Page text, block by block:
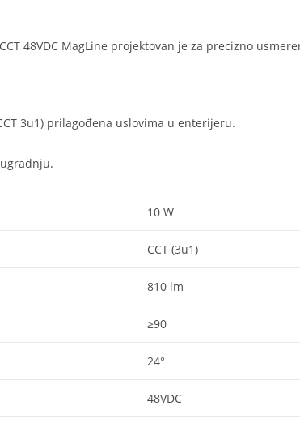
48VDC MagLine projektovan je za precizno
3u1) prilagođena uslovima u enterijeru.
10 W
CCT (3u1)
810 lm
≥90
24°
48VDC